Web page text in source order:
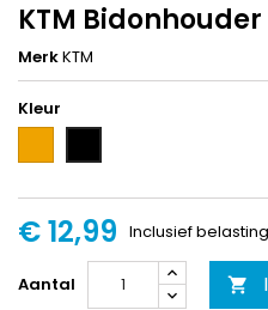
KTM Bidonhouder
MerkKTM
Kleur
Oranje
€ 12,99 Inclusief belasting
Aantal 